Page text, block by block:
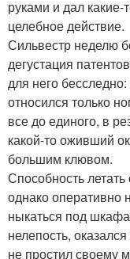
руками и дал
целебное действие.
Сильвестр неделю
дегустация
для него
относился только
все до единого, в
какой-то оживший
большим клювом.
Способность
однако оперативно
ныкаться под
нелепость,
не простил своему